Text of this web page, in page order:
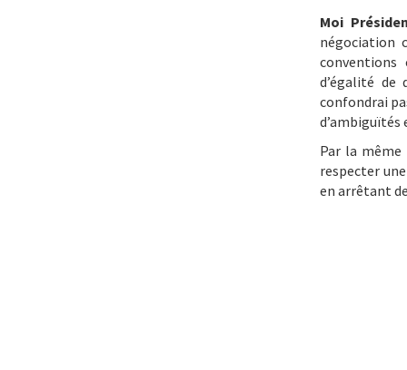
Moi
négociation
d’égalité de
confondrai
d’ambiguïtés
Par la
respecter
en arrêtant